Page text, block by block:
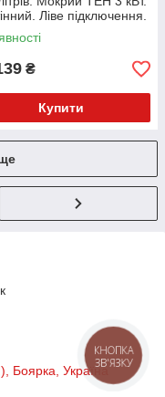
Ліве підключення.
₴
Купити
Боярка, Україна
КНОПКА
ЗВ'ЯЗКУ